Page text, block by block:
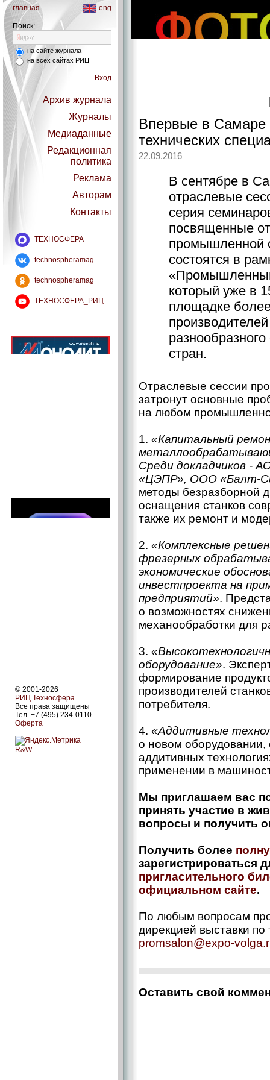
главная eng
Поиск:
на сайте журнала
на всех сайтах РИЦ
Вход
Архив журнала
Журналы
Медиаданные
Редакционная
политика
Реклама
Авторам
Контакты
ТЕХНОСФЕРА
technospheramag
technospheramag
ТЕХНОСФЕРА_РИЦ
© 2001-2026
РИЦ Техносфера
Все права защищены
Тел. +7 (495) 234-0110
Оферта
R&W
Впервые в Самаре
технических
22.09.2016
В сентябре в
отраслевые
серия
посвященные
промышленной
состоятся в
который уже в
площадке
стран.
Отраслевые сессии
затронут основные
на любом
1. «Капитальный
Среди докладчиков -
«ЦЭПР», ООО «Балт-
методы безразборной
оснащения станков
также их ремонт и
2. «Комплексные
фрезерных
экономические
инвестпроекта на
предприятий».
о возможностях
механообработки для
3.
оборудование».
формирование
производителей
потребителя.
4. «Аддитивные
о новом
аддитивных
применении в
Мы приглашаем вас
принять участие в
вопросы и получить
Получить более
зарегистрироваться
пригласительного
официальном сайте.
По любым вопросам
дирекцией выставки
promsalon@expo-
Оставить свой